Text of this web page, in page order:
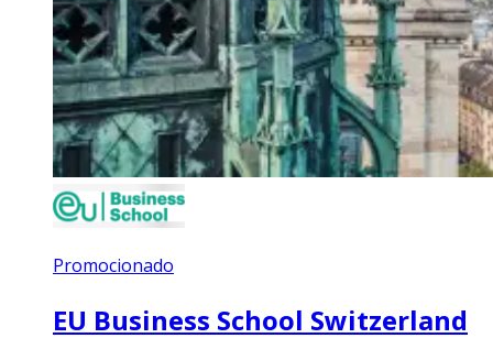
Promocionado
EU Business School Switzerland